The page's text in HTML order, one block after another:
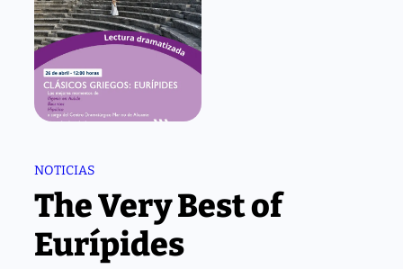
NOTICIAS
The Very Best of
Eurípides